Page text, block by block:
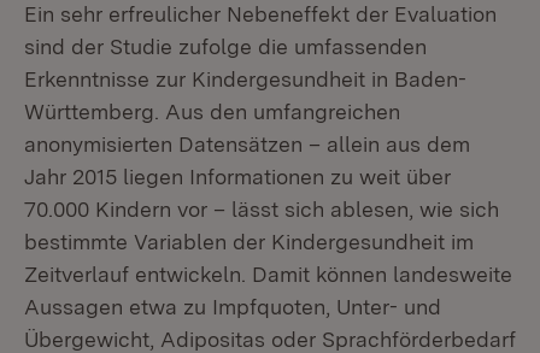
Ein sehr erfreulicher Nebeneffekt der Evaluation
sind der Studie zufolge die umfassenden
Erkenntnisse zur Kindergesundheit in Baden-
Württemberg. Aus den umfangreichen
anonymisierten Datensätzen – allein aus dem
Jahr 2015 liegen Informationen zu weit über
70.000 Kindern vor – lässt sich ablesen, wie sich
bestimmte Variablen der Kindergesundheit im
Zeitverlauf entwickeln. Damit können landesweite
Aussagen etwa zu Impfquoten, Unter- und
Übergewicht, Adipositas oder Sprachförderbedarf